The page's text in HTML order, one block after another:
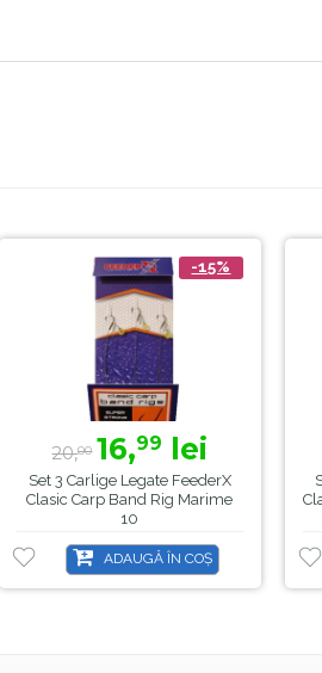
-15%
20,00 16,99 lei
Set 3 Carlige Legate FeederX
Clasic Carp Band Rig Marime
10
ADAUGĂ ÎN COȘ